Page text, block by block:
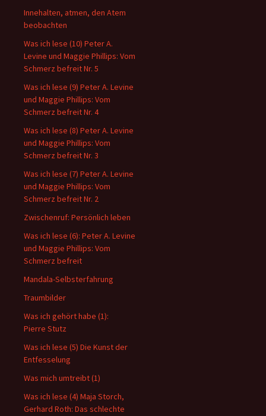
Innehalten, atmen, den Atem
beobachten
Was ich lese (10) Peter A.
Levine und Maggie Phillips: Vom
Schmerz befreit Nr. 5
Was ich lese (9) Peter A. Levine
und Maggie Phillips: Vom
Schmerz befreit Nr. 4
Was ich lese (8) Peter A. Levine
und Maggie Phillips: Vom
Schmerz befreit Nr. 3
Was ich lese (7) Peter A. Levine
und Maggie Phillips: Vom
Schmerz befreit Nr. 2
Zwischenruf: Persönlich leben
Was ich lese (6): Peter A. Levine
und Maggie Phillips: Vom
Schmerz befreit
Mandala-Selbsterfahrung
Traumbilder
Was ich gehört habe (1):
Pierre Stutz
Was ich lese (5) Die Kunst der
Entfesselung
Was mich umtreibt (1)
Was ich lese (4) Maja Storch,
Gerhard Roth: Das schlechte